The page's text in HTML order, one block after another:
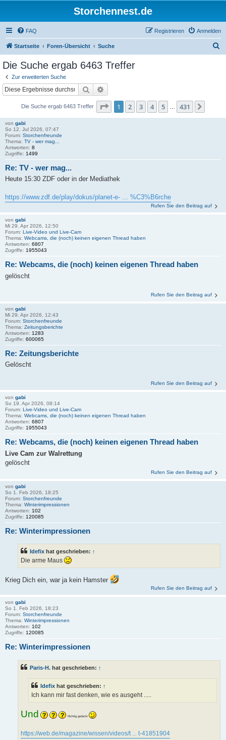
Storchennest.de
FAQ Anmelden
Registrieren
Startseite Foren-Übersicht Suche
Die Suche ergab 6463 Treffer
Zur erweiterten Suche
Suche
Die Suche ergab 6463 Treffer Seite 1von 431
1 2 3 4 5 431
von gabi
So 12. Jul 2026, 07:47
Forum: Storchenfreunde
Thema: TV - wer mag...
Antworten: 8
Zugriffe: 1499
Re: TV - wer mag...
Heute 15:30 ZDF oder in der Mediathek
https://www.zdf.de/play/dokus/planet-e- ... %C3%B6rche
Rufen Sie den Beitrag auf
von gabi
Mi 29. Apr 2026, 12:50
Forum: Live-Video und Live-Cam
Thema: Webcams, die (noch) keinen eigenen Thread haben
Antworten: 6807
Zugriffe: 1955043
Re: Webcams, die (noch) keinen eigenen Thread haben
gelöscht
Rufen Sie den Beitrag auf
von gabi
Mi 29. Apr 2026, 12:43
Forum: Storchenfreunde
Thema: Zeitungsberichte
Antworten: 1283
Zugriffe: 600065
Re: Zeitungsberichte
Gelöscht
Rufen Sie den Beitrag auf
von gabi
So 19. Apr 2026, 08:14
Forum: Live-Video und Live-Cam
Thema: Webcams, die (noch) keinen eigenen Thread haben
Antworten: 6807
Zugriffe: 1955043
Re: Webcams, die (noch) keinen eigenen Thread haben
Live Cam zur Walrettung
gelöscht
Rufen Sie den Beitrag auf
von gabi
So 1. Feb 2026, 18:25
Forum: Storchenfreunde
Thema: Winterimpressionen
Antworten: 102
Zugriffe: 120085
Re: Winterimpressionen
Idefix hat geschrieben: ↑
Die arme Maus
Krieg Dich ein, war ja kein Hamster
Rufen Sie den Beitrag auf
von gabi
So 1. Feb 2026, 18:23
Forum: Storchenfreunde
Thema: Winterimpressionen
Antworten: 102
Zugriffe: 120085
Re: Winterimpressionen
Paris-H. hat geschrieben: ↑
Idefix hat geschrieben: ↑
Ich kann mir fast denken, wie es ausgeht .....
Und Richtiig gedacht
https://web.de/magazine/wissen/videos/t ... t-41851904